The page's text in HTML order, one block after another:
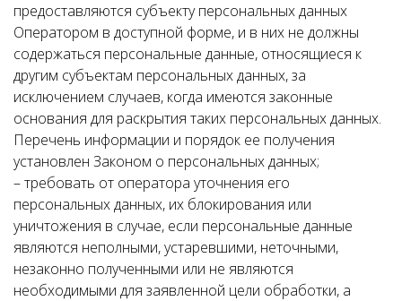
предоставляются субъекту персональных данных
Оператором в доступной форме, и в них не должны
содержаться персональные данные, относящиеся к
другим субъектам персональных данных, за
исключением случаев, когда имеются законные
основания для раскрытия таких персональных данных.
Перечень информации и порядок ее получения
установлен Законом о персональных данных;
– требовать от оператора уточнения его
персональных данных, их блокирования или
уничтожения в случае, если персональные данные
являются неполными, устаревшими, неточными,
незаконно полученными или не являются
необходимыми для заявленной цели обработки, а